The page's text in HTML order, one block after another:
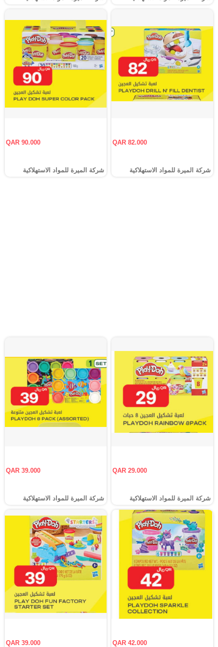
QAR 82.000
شركة الميرة للمواد الاستهلاكية
QAR 90.000
شركة الميرة للمواد الاستهلاكية
QAR 29.000
شركة الميرة للمواد الاستهلاكية
QAR 39.000
شركة الميرة للمواد الاستهلاكية
QAR 42.000
QAR 39.000